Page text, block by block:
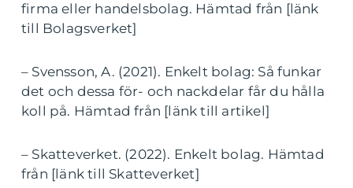
firma eller handelsbolag. Hämtad från [länk
till Bolagsverket]
– Svensson, A. (2021). Enkelt bolag: Så funkar
det och dessa för- och nackdelar får du hålla
koll på. Hämtad från [länk till artikel]
– Skatteverket. (2022). Enkelt bolag. Hämtad
från [länk till Skatteverket]